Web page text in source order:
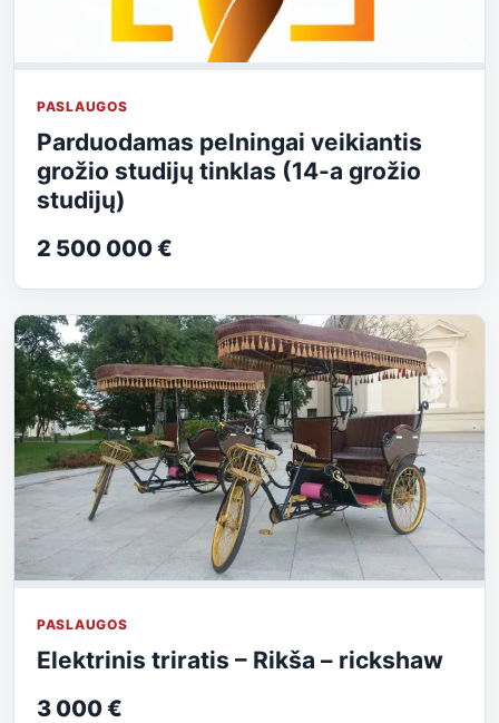
PASLAUGOS
Parduodamas pelningai veikiantis
grožio studijų tinklas (14-a grožio
studijų)
2 500 000 €
PASLAUGOS
Elektrinis triratis – Rikša – rickshaw
3 000 €